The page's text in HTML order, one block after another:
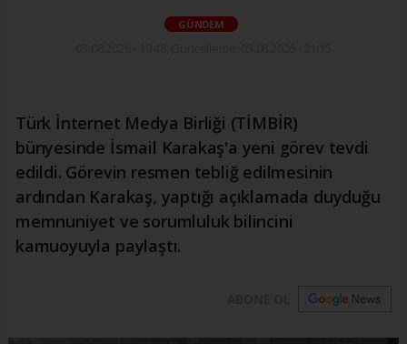
GÜNDEM
Türk İnternet Medya Birliği (TİMBİR)
bünyesinde İsmail Karakaş'a yeni görev tevdi
edildi. Görevin resmen tebliğ edilmesinin
ardından Karakaş, yaptığı açıklamada duyduğu
memnuniyet ve sorumluluk bilincini
kamuoyuyla paylaştı.